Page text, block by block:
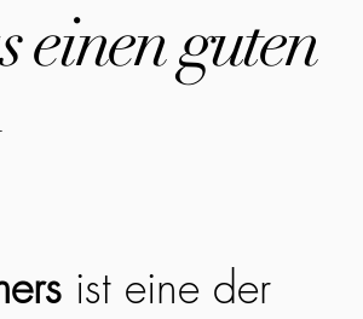
einen guten
ist eine der